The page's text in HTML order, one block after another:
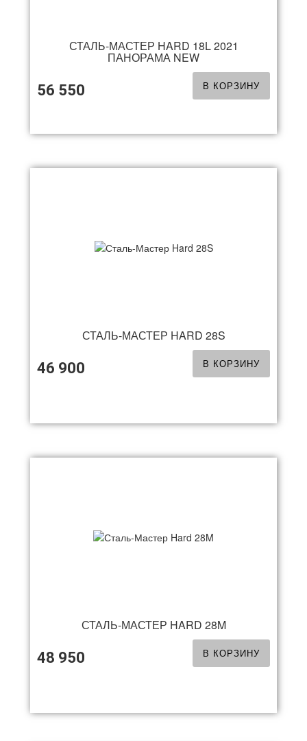
СТАЛЬ-МАСТЕР HARD 18L 2021
ПАНОРАМА NEW
56 550 В КОРЗИНУ
СТАЛЬ-МАСТЕР HARD 28S
46 900 В КОРЗИНУ
СТАЛЬ-МАСТЕР HARD 28M
48 950 В КОРЗИНУ